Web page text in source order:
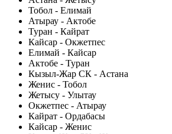
Тобол - Елимай
Атырау - Актобе
Туран - Кайрат
Кайсар - Окжетпес
Елимай - Кайсар
Актобе - Туран
Кызыл-Жар СК - Астана
Женис - Тобол
Жетысу - Улытау
Окжетпес - Атырау
Кайрат - Ордабасы
Кайсар - Женис